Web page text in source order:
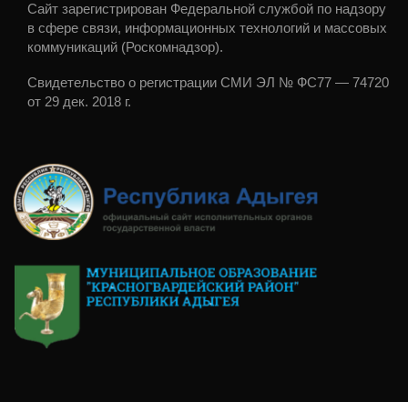
Сайт зарегистрирован Федеральной службой по надзору
в сфере связи, информационных технологий и массовых
коммуникаций (Роскомнадзор).
Свидетельство о регистрации СМИ ЭЛ № ФС77 — 74720
от 29 дек. 2018 г.